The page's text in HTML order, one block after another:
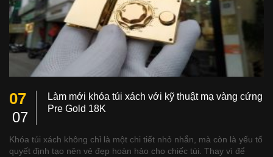
07
07
Làm mới khóa túi xách với kỹ thuật mạ vàng cứng
Pre Gold 18K
Khóa túi xách không chỉ là một chi tiết nhỏ nhắn, mà còn là yếu tố
quyết định tạo nên vẻ đẹp hoàn hảo cho chiếc túi. Thay vì để